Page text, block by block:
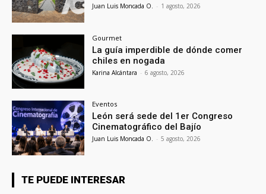
Juan Luis Moncada O. - 1 agosto, 2026
Gourmet
La guía imperdible de dónde comer
chiles en nogada
Karina Alcántara - 6 agosto, 2026
Eventos
León será sede del 1er Congreso
Cinematográfico del Bajío
Juan Luis Moncada O. - 5 agosto, 2026
TE PUEDE INTERESAR